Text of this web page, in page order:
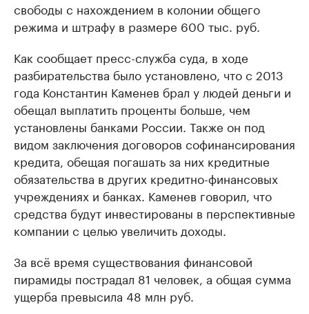
свободы с нахождением в колонии общего
режима и штрафу в размере 600 тыс. руб.
Как сообщает пресс-служба суда, в ходе
разбирательства было установлено, что с 2013
года Константин Каменев брал у людей деньги и
обещал выплатить проценты больше, чем
установлены банками России. Также он под
видом заключения договоров софинансирования
кредита, обещая погашать за них кредитные
обязательства в других кредитно-финансовых
учреждениях и банках. Каменев говорил, что
средства будут инвестированы в перспективные
компании с целью увеличить доходы.
За всё время существования финансовой
пирамиды пострадал 81 человек, а общая сумма
ущерба превысила 48 млн руб.